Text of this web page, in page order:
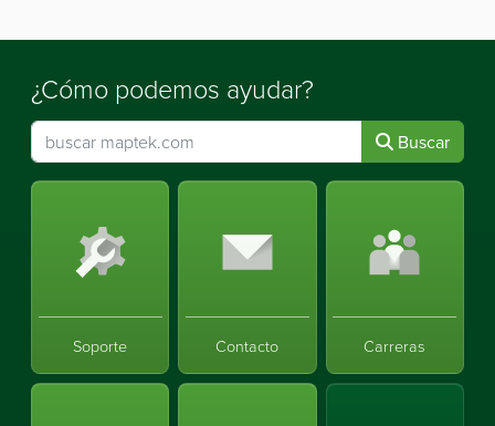
¿Cómo podemos ayudar?
Buscar
Soporte Contacto Carreras